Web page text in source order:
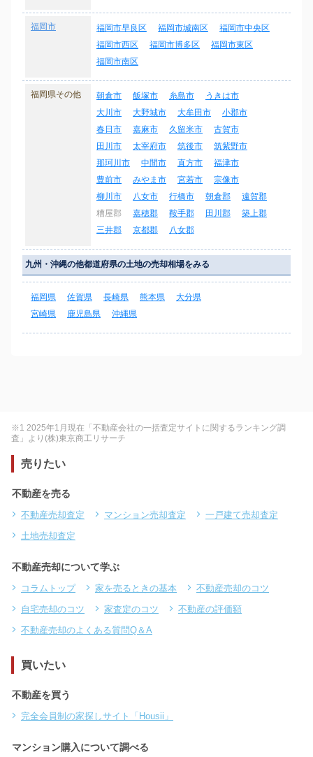
福岡市 福岡市早良区 福岡市城南区
福岡市中央区
福岡市西区
福岡市博多区
福岡市東区
福岡市南区
福岡県その他 朝倉市 飯塚市 糸島市
うきは市
大川市
大野城市 大牟田市
小郡市
春日市
嘉麻市 久留米市
古賀市
田川市
太宰府市 筑後市
筑紫野市
那珂川市
中間市 直方市
福津市
豊前市
みやま市 宮若市
宗像市
柳川市
八女市 行橋市 朝倉郡
遠賀郡
糟屋郡
嘉穂郡 鞍手郡 田川郡
築上郡
三井郡
京都郡 八女郡
九州・沖縄の他都道府県の土地の売却相場をみる
福岡県 佐賀県 長崎県 熊本県
大分県
宮崎県
鹿児島県 沖縄県
※1 2025年1月現在「不動産会社の一括査定サイトに関するランキング調
査」より(株)東京商工リサーチ
売りたい
不動産を売る
不動産売却査定 マンション売却査定
一戸建て売却査定
土地売却査定
不動産売却について学ぶ
コラムトップ 家を売るときの基本
不動産売却のコツ
自宅売却のコツ
家査定のコツ
不動産の評価額
不動産売却のよくある質問Q＆A
買いたい
不動産を買う
完全会員制の家探しサイト「Housii」
マンション購入について調べる